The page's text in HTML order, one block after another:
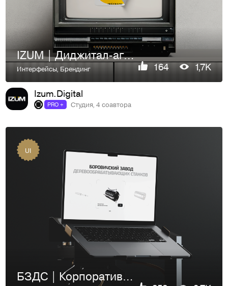
IZUM | Диджитал-агентство
Интерфейсы, Брендинг 164 1,7K
Izum.Digital
PRO + Студия, 4 соавтора
UI
БЗДС | Корпоративный сайт